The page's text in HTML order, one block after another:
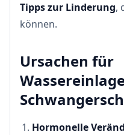
Tipps zur Linderung,
können.
Ursachen für
Hormonelle